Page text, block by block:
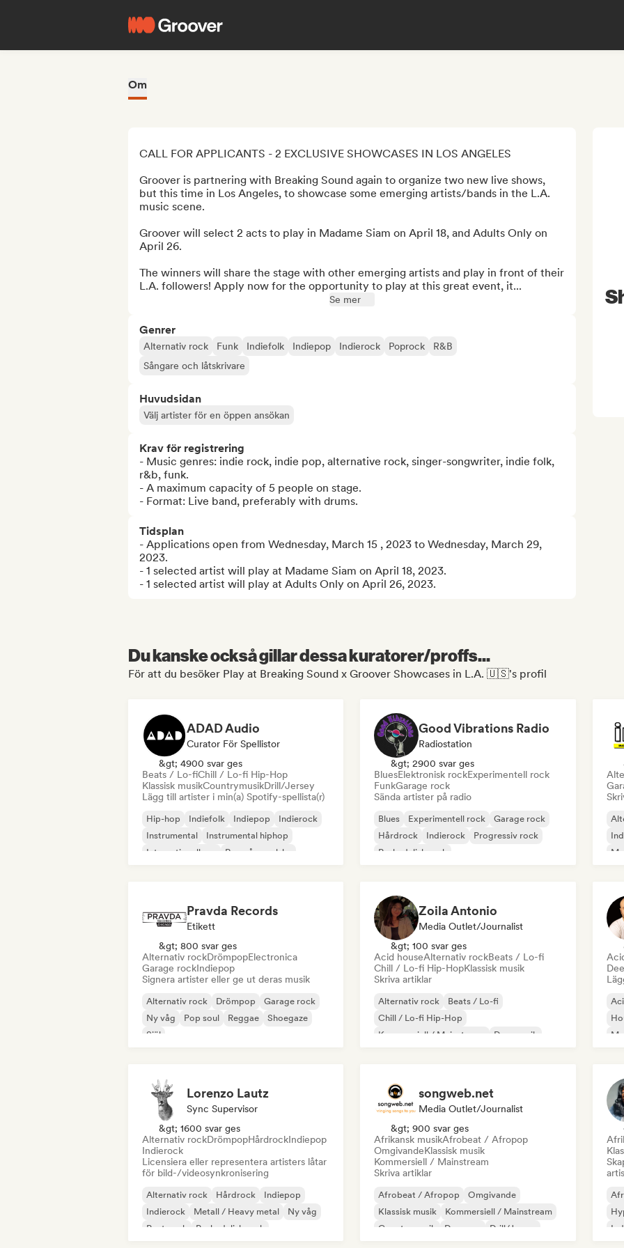
Om
CALL FOR APPLICANTS - 2 EXCLUSIVE SHOWCASES IN LOS ANGELES
Groover is partnering with Breaking Sound again to organize two new live shows,
but this time in Los Angeles, to showcase some emerging artists/bands in the L.A.
music scene.
Groover will select 2 acts to play in Madame Siam on April 18, and Adults Only on
April 26.
The winners will share the stage with other emerging artists and play in front of their
L.A. followers! Apply now for the opportunity to play at this great event, it...
Se mer
Genrer
Alternativ rock Funk Indiefolk Indiepop Indierock Poprock
R&B
Sångare och låtskrivare
Huvudsidan
Välj artister för en öppen ansökan
Krav för registrering
- Music genres: indie rock, indie pop, alternative rock, singer-songwriter, indie folk,
r&b, funk.
- A maximum capacity of 5 people on stage.
- Format: Live band, preferably with drums.
Tidsplan
- Applications open from Wednesday, March 15 , 2023 to Wednesday, March 29,
2023.
- 1 selected artist will play at Madame Siam on April 18, 2023.
- 1 selected artist will play at Adults Only on April 26, 2023.
Du kanske också gillar dessa kuratorer/proffs...
För att du besöker Play at Breaking Sound x Groover Showcases in L.A. 🇺🇸's profil
ADAD Audio
Curator För Spellistor
&gt; 4900 svar ges
Beats / Lo-fiChill / Lo-fi Hip-Hop
Klassisk musikCountrymusikDrill/Jersey
Lägg till artister i min(a) Spotify-spellista(r)
Hip-hop Indiefolk Indiepop
Indierock
Instrumental
Instrumental hiphop
Internationell rap
Rap på engelska
Good Vibrations Radio
Radiostation
&gt; 2900 svar ges
BluesElektronisk rockExperimentell rock
FunkGarage rock
Sända artister på radio
Blues Experimentell rock
Garage rock
Hårdrock
Indierock
Progressiv rock
Psykedelisk rock
Pravda Records
Etikett
&gt; 800 svar ges
Alternativ rockDrömpopElectronica
Garage rockIndiepop
Signera artister eller ge ut deras musik
Alternativ rock Drömpop
Garage rock
Ny våg
Pop soul Reggae
Shoegaze
Själ
Zoila Antonio
Media Outlet/Journalist
&gt; 100 svar ges
Acid houseAlternativ rockBeats / Lo-fi
Chill / Lo-fi Hip-HopKlassisk musik
Skriva artiklar
Alternativ rock
Beats / Lo-fi
Chill / Lo-fi Hip-Hop
Kommersiell / Mainstream
Dansmusik
Lorenzo Lautz
Sync Supervisor
&gt; 1600 svar ges
Alternativ rockDrömpopHårdrockIndiepop
Indierock
Licensiera eller representera artisters låtar
för bild-/videosynkronisering
Alternativ rock Hårdrock
Indiepop
Indierock
Metall / Heavy metal
Ny våg
Post punk
Psykedelisk rock
songweb.net
Media Outlet/Journalist
&gt; 900 svar ges
Afrikansk musikAfrobeat / Afropop
OmgivandeKlassisk musik
Kommersiell / Mainstream
Skriva artiklar
Afrobeat / Afropop
Omgivande
Klassisk musik
Kommersiell / Mainstream
Countrymusik
Danspop
Drill/Jersey